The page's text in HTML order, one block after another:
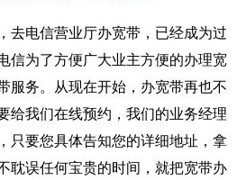
去电信营业厅办宽带，已经成为过
信为了方便广大业主方便的办理宽
服务。从现在开始，办宽带再也不
给我们在线预约，我们的业务经理
只要您具体告知您的详细地址，拿
耽误任何宝贵的时间，就把宽带办